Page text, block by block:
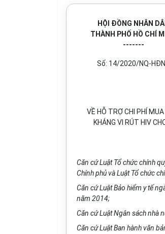
HỘI ĐỒNG NHÂN
THÀNH PHỐ HỒ CHÍ
-------
Số: 14/2020/NQ-
VỀ HỖ TRỢ CHI PHÍ
KHÁNG VI RÚT HIV
Căn cứLuật Tổ chức chính
Chính phủ và Luật Tổchức chí
Căn cứ Luật Bảo hiểm y tếng
năm 2014;
Căn cứ Luật Ngân sách nhà
Căn cứ Luật Ban hành văn